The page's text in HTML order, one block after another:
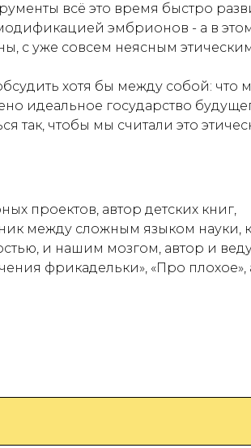
всё это время быстро
эмбрионов - а в
с уже совсем неясным этическим
хотя бы между собой: что
идеальное государство
так, чтобы мы считали это
проектов, автор детских книг,
между сложным языком науки,
и нашим мозгом, автор и
фрикадельки», «Про плохое»,